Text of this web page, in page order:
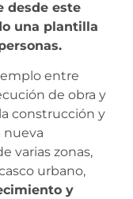
desde este
una plantilla
entre
de obra y
construcción y
nueva
varias zonas,
urbano,
y